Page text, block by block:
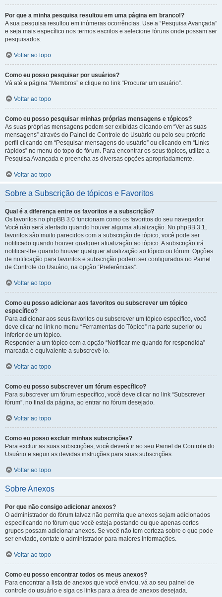
Por que a minha pesquisa resultou em uma página em branco!?
A sua pesquisa resultou em inúmeras ocorrências. Use a “Pesquisa Avançada”
e seja mais específico nos termos escritos e selecione fóruns onde possam ser
pesquisados.
Voltar ao topo
Como eu posso pesquisar por usuários?
Vá até a página “Membros” e clique no link “Procurar um usuário”.
Voltar ao topo
Como eu posso pesquisar minhas próprias mensagens e tópicos?
As suas próprias mensagens podem ser exibidas clicando em “Ver as suas
mensagens” através do Painel de Controle do Usuário ou pelo seu próprio
perfil clicando em “Pesquisar mensagens do usuário” ou clicando em “Links
rápidos” no menu do topo do fórum. Para encontrar os seus tópicos, utilize a
Pesquisa Avançada e preencha as diversas opções apropriadamente.
Voltar ao topo
Sobre a Subscrição de tópicos e Favoritos
Qual é a diferença entre os favoritos e a subscrição?
Os favoritos no phpBB 3.0 funcionam como os favoritos do seu navegador.
Você não será alertado quando houver alguma atualização. No phpBB 3.1,
favoritos são muito parecidos com a subscrição de tópico, você pode ser
notificado quando houver qualquer atualização ao tópico. A subscrição irá
notificar-lhe quando houver qualquer atualização ao tópico ou fórum. Opções
de notificação para favoritos e subscrição podem ser configurados no Painel
de Controle do Usuário, na opção “Preferências”.
Voltar ao topo
Como eu posso adicionar aos favoritos ou subscrever um tópico
específico?
Para adicionar aos seus favoritos ou subscrever um tópico específico, você
deve clicar no link no menu “Ferramentas do Tópico” na parte superior ou
inferior de um tópico.
Responder a um tópico com a opção “Notificar-me quando for respondida”
marcada é equivalente a subscrevê-lo.
Voltar ao topo
Como eu posso subscrever um fórum específico?
Para subscrever um fórum específico, você deve clicar no link “Subscrever
fórum”, no final da página, ao entrar no fórum desejado.
Voltar ao topo
Como eu posso excluir minhas subscrições?
Para excluir as suas subscrições, você deverá ir ao seu Painel de Controle do
Usuário e seguir as devidas instruções para suas subscrições.
Voltar ao topo
Sobre Anexos
Por que não consigo adicionar anexos?
O administrador do fórum talvez não permita que anexos sejam adicionados
especificando no fórum que você esteja postando ou que apenas certos
grupos possam adicionar anexos. Se você não tem certeza sobre o que pode
ser enviado, contate o administrador para maiores informações.
Voltar ao topo
Como eu posso encontrar todos os meus anexos?
Para encontrar a lista de anexos que você enviou, vá ao seu painel de
controle do usuário e siga os links para a área de anexos desejada.